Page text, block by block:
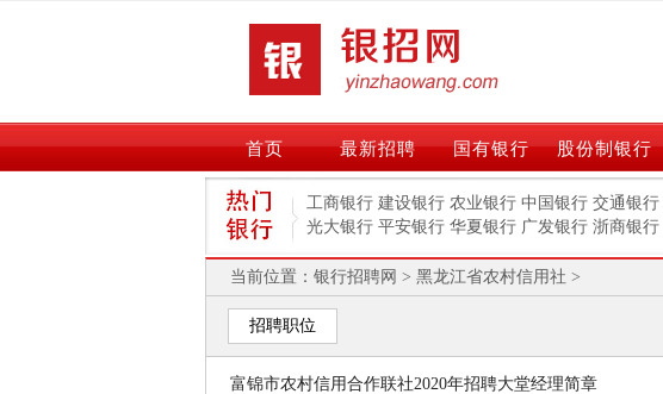
首页 最新招聘 国有银行 股份制银行
工商银行 建设银行 农业银行 中国银行 交通银行
光大银行 平安银行 华夏银行 广发银行 浙商银行
当前位置： 银行招聘网 > 黑龙江省农村信用社 >
招聘职位
富锦市农村信用合作联社2020年招聘大堂经理简章